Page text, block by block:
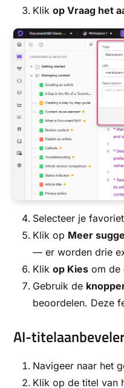
Klik op Vraag het
Selecteer je
Klik op Meer
— er worden drie
Klik op Kies om de
Gebruik de
beoordelen. Deze
AI-
Navigeer naar het
Klik op de titel van